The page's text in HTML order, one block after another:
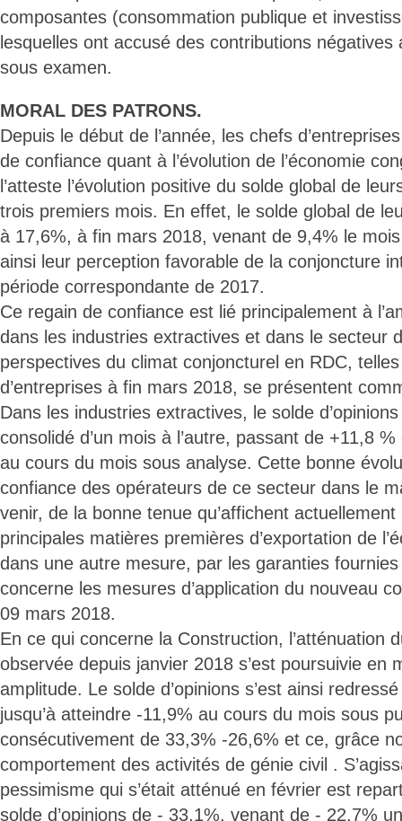
composantes (consommation publique et
lesquelles ont accusé des contributions
sous examen.
MORAL DES PATRONS.
Depuis le début de l’année, les chefs
de confiance quant à l’évolution de l’économie
l’atteste l’évolution positive du solde global de
trois premiers mois. En effet, le solde global de
à 17,6%, à fin mars 2018, venant de 9,4% le
ainsi leur perception favorable de la conjoncture
période correspondante de 2017.
Ce regain de confiance est lié principalement à
dans les industries extractives et dans le secteur
perspectives du climat conjoncturel en RDC,
d’entreprises à fin mars 2018, se présentent
Dans les industries extractives, le solde
consolidé d’un mois à l’autre, passant de +11,8
au cours du mois sous analyse. Cette bonne
confiance des opérateurs de ce secteur dans le
venir, de la bonne tenue qu’affichent
principales matières premières d’exportation de
dans une autre mesure, par les garanties fournies
concerne les mesures d’application du nouveau
09 mars 2018.
En ce qui concerne la Construction, l’atténuation
observée depuis janvier 2018 s’est poursuivie en
amplitude. Le solde d’opinions s’est ainsi
jusqu’à atteindre -11,9% au cours du mois sous
consécutivement de 33,3% -26,6% et ce, grâce
comportement des activités de génie civil .
pessimisme qui s’était atténué en février est
solde d’opinions de - 33,1%, venant de - 22,7%